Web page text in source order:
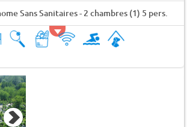
Sans Sanitaires - 2 chambres (1) 5 pers.